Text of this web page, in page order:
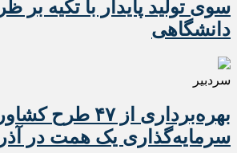
سوی تولید پایدار با تکیه بر
دانشگاهی
سردبیر
بهره‌برداری از ۴۷
سرمایه‌گذاری یک همت در